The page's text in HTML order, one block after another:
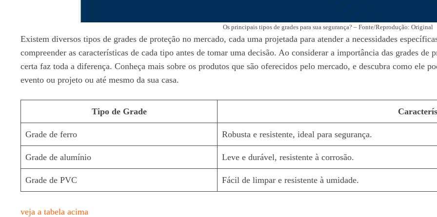
Os principais tipos de grades para sua segurança? – Fonte/Reprodução: Original
Existem diversos tipos de grades de proteção no mercado, cada uma projetada para atender a necessidades
compreender as características de cada tipo antes de tomar uma decisão. Ao considerar a importância das grades de
certa faz toda a diferença. Conheça mais sobre os produtos que são oferecidos pelo mercado, e descubra como ele
evento ou projeto ou até mesmo da sua casa.
Tipo de Grade
Grade de ferro Robusta e resistente, ideal para segurança.
Grade de alumínio Leve e durável, resistente à corrosão.
Grade de PVC Fácil de limpar e resistente à umidade.
veja a tabela acima